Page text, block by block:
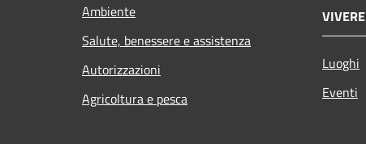
Ambiente
Salute, benessere e assistenza
Autorizzazioni
Agricoltura e pesca
Luoghi
Eventi